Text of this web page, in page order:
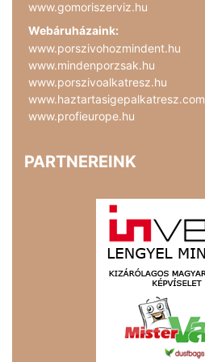
www.gomoriszerviz.hu
Webáruházaink:
www.porszivohozmindent.hu
www.mindenporzsak.hu
www.porszivoalkatresz.hu
www.haztartasigepalkatresz.com
www.profieurope.hu
PARTNEREINK